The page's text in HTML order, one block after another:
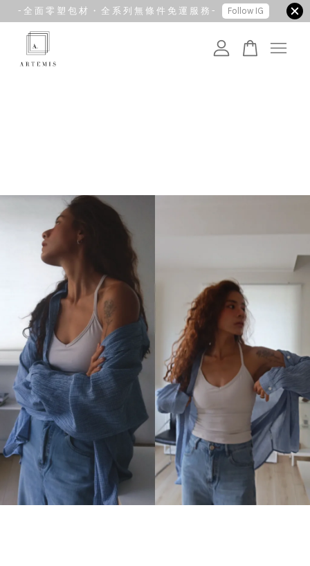
- 全 面 零 塑 包 材 ・ 全 系 列 無 條 件 免 運 服 務 - Follow IG
您的購物車目前還是空的。